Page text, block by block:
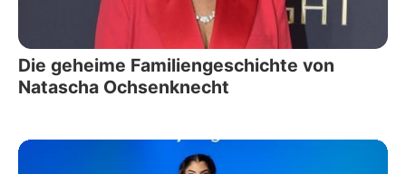
Die geheime Familiengeschichte von
Natascha Ochsenknecht